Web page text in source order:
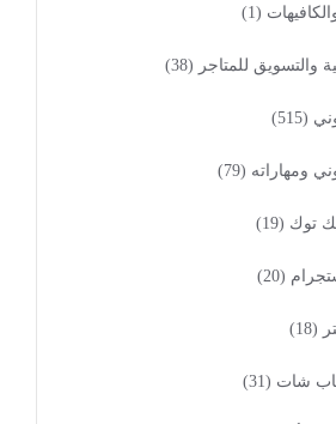
(1)
والتسويق للمتاجر (38)
(515)
ومهاراته (79)
توك (19)
(20)
(18)
شات (31)